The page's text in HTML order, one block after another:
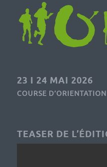
23 I 24 MAI 2026
COURSE
TEASER DE